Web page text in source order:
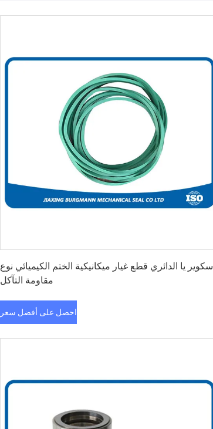
سكوير يا الدائري قطع غيار ميكانيكية الختم الكيميائي نوع
مقاومة التآكل
احصل على أفضل سعر